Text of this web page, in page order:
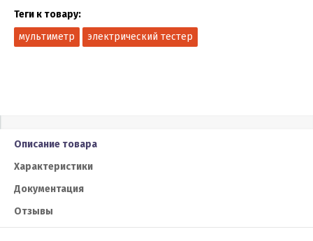
Теги к товару:
мультиметр
электрический тестер
Описание товара
Характеристики
Документация
Отзывы